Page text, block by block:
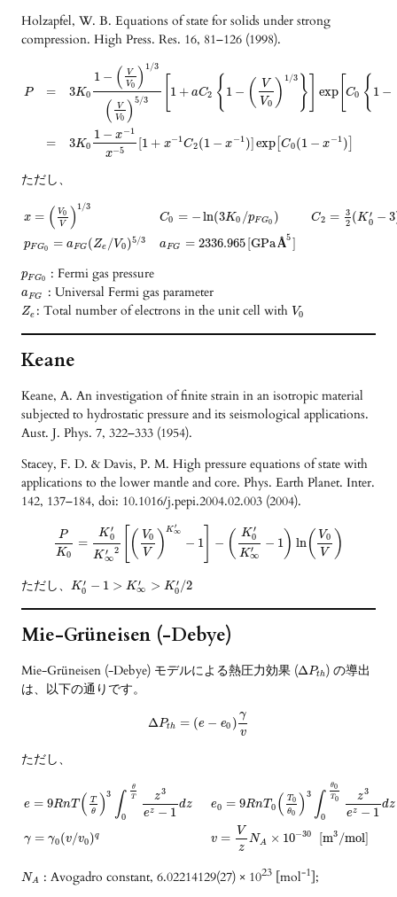
Holzapfel, W. B. Equations of state for solids under strong
compression. High Press. Res. 16, 81–126 (1998).
P =
=
3K0
1 − (
V
V0 ) 1/3
(
V
V0 )5/3
1 + aC2 { 1 − (
V
V0 ) 1/3 } exp[ C0 { 1 −
3K0
1 − x−1
x−5
[1 + x−1C2 (1 − x−1 )] exp [C0(1 − x−1)
ただし、
x = ( V0
V
) 1/3
pFG0 = aFG (Ze /V0)5/3
C0 = −ln(3K0 /pFG0 )
aFG = 2336.965 [GPaÅ5]
C2 = 3
2 (K ′
0 − 3
pFG0 : Fermi gas pressure
aFG : Universal Fermi gas parameter
Ze : Total number of electrons in the unit cell with V0
Keane
Keane, A. An investigation of finite strain in an isotropic material
subjected to hydrostatic pressure and its seismological applications.
Aust. J. Phys. 7, 322–333 (1954).
Stacey, F. D. & Davis, P. M. High pressure equations of state with
applications to the lower mantle and core. Phys. Earth Planet. Inter.
142, 137–184, doi: 10.1016/j.pepi.2004.02.003 (2004).
P
K0
=
K ′
0
K ′
∞
2 ( V0
V ) K′
∞
− 1 − ( K′
0
K′
∞
− 1 ) ln( V0
V )
ただし、 K ′
0 − 1 > K′
∞ > K ′
0/2
Mie-Grüneisen (-Debye)
Mie-Grüneisen (-Debye) モデルによる熱圧力効果 (ΔPth) の導出
は、以下の通りです。
ΔPth = (e − e0 )
γ
v
ただし、
e = 9RnT ( T
θ
)3 ∫
θ
T
0
z3
ez − 1
dz
γ = γ0 (v/v0)q
e0 = 9RnT0 ( T0
θ0 )3 ∫
θ0
T0
0
z3
ez − 1
dz
v =
V
z
N A × 10−30 [m3 /mol]
NA : Avogadro constant, 6.02214129(27) × 1023[mol-1];